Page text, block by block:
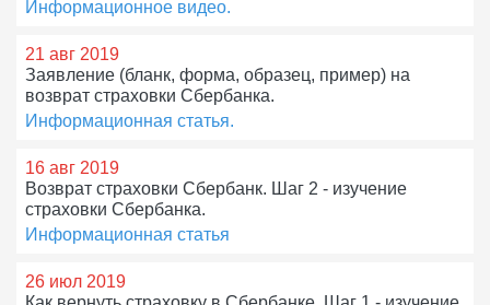
Информационное видео.
21 авг 2019
Заявление (бланк, форма, образец, пример) на
возврат страховки Сбербанка.
Информационная статья.
16 авг 2019
Возврат страховки Сбербанк. Шаг 2 - изучение
страховки Сбербанка.
Информационная статья
26 июл 2019